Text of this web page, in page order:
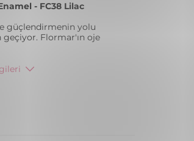
- FC38 Lilac
güçlendirmenin yolu
Flormar'ın oje